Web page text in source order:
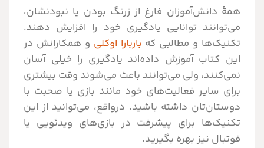
همۀ دانش‌آموزان فارغ از زرنگ بودن یا نبودنشان،
می‌توانند توانایی یادگیری خود را افزایش دهند.
تکنیک‌ها و مطالبی که باربارا اوکلی و همکارانش در
این کتاب آموزش داده‌اند یادگیری را خیلی آسان
نمی‌کنند، ولی می‌توانند باعث می‌شوند وقت بیشتری
برای سایر فعالیت‌های خود مانند بازی یا صحبت با
دوستان‌تان داشته باشید. درواقع، می‌توانید از این
تکنیک‌ها برای پیشرفت در بازی‌های ویدئویی یا
فوتبال نیز بهره بگیرید.